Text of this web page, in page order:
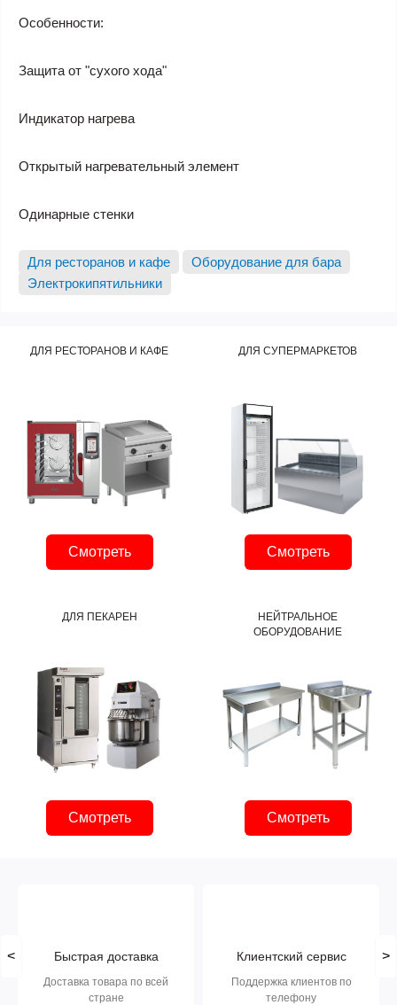
Особенности:
Защита от "сухого хода"
Индикатор нагрева
Открытый нагревательный элемент
Одинарные стенки
Для ресторанов и кафе
Оборудование для бара
Электрокипятильники
ДЛЯ РЕСТОРАНОВ И КАФЕ
Смотреть
ДЛЯ СУПЕРМАРКЕТОВ
Смотреть
ДЛЯ ПЕКАРЕН
Смотреть
НЕЙТРАЛЬНОЕ
ОБОРУДОВАНИЕ
Смотреть
< Быстрая доставка
Доставка товара по всей
стране
Клиентский сервис
Поддержка клиентов по
телефону
>